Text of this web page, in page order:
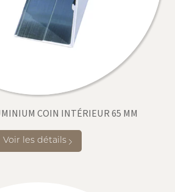
COIN INTÉRIEUR 65 MM
Voir les détails